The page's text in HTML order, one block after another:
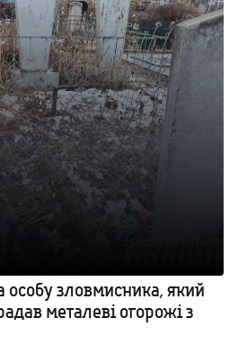
особу зловмисника, який
металеві огорожі з